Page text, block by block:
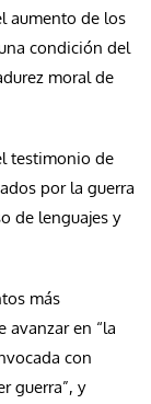
aumento de los
condición del
moral de
testimonio de
por la guerra
de lenguajes y
más
avanzar en “la
con
guerra”, y